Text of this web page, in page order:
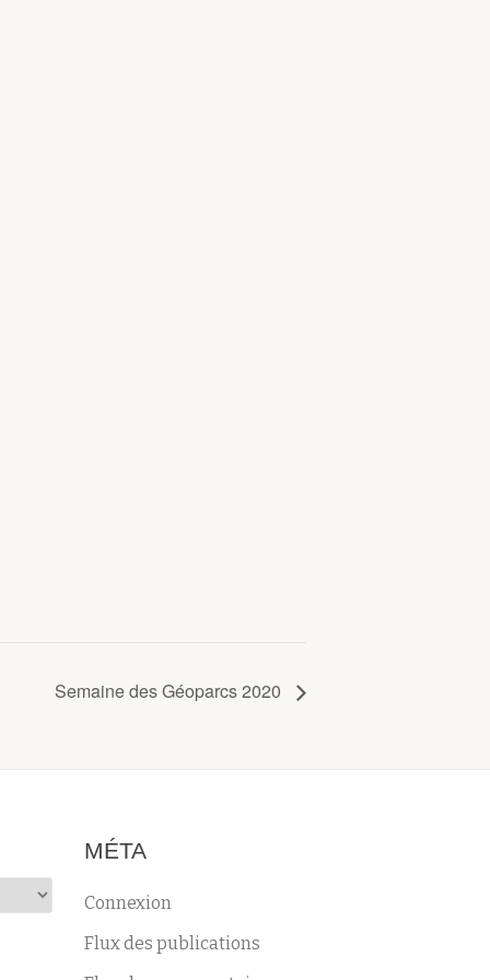
Semaine des Géoparcs 2020
MÉTA
Connexion
Flux des publications